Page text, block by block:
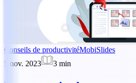
Conseils de productivitéMobiSlides
5 nov. 2023
3 min